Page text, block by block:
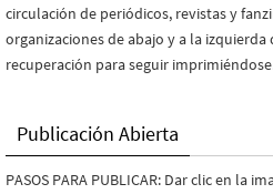
circulación de periódicos, revistas y
organizaciones de abajo y a la
recuperación para seguir
Publicación Abierta
PASOS PARA PUBLICAR: Dar clic en la